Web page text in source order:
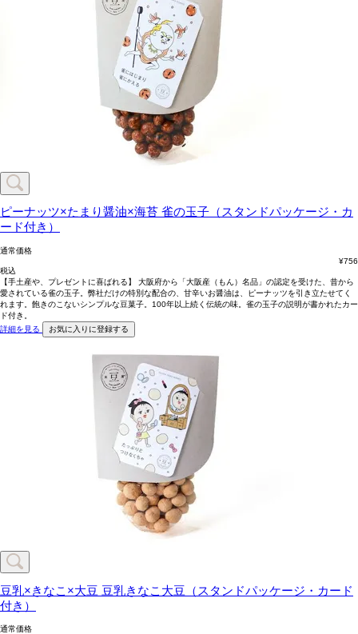
ピーナッツ×たまり醤油×海苔 雀の玉子（スタンドパッケージ・カ
ード付き）
通常価格
¥756
税込
【手土産や、プレゼントに喜ばれる】 大阪府から「大阪産（もん）名品」の認定を受けた、昔から
愛されている雀の玉子。弊社だけの特別な配合の、甘辛いお醤油は、ピーナッツを引き立たせてく
れます。飽きのこないシンプルな豆菓子。100年以上続く伝統の味。雀の玉子の説明が書かれたカー
ド付き。
詳細を見る
お気に入りに登録する
豆乳×きなこ×大豆 豆乳きなこ大豆（スタンドパッケージ・カード
付き）
通常価格